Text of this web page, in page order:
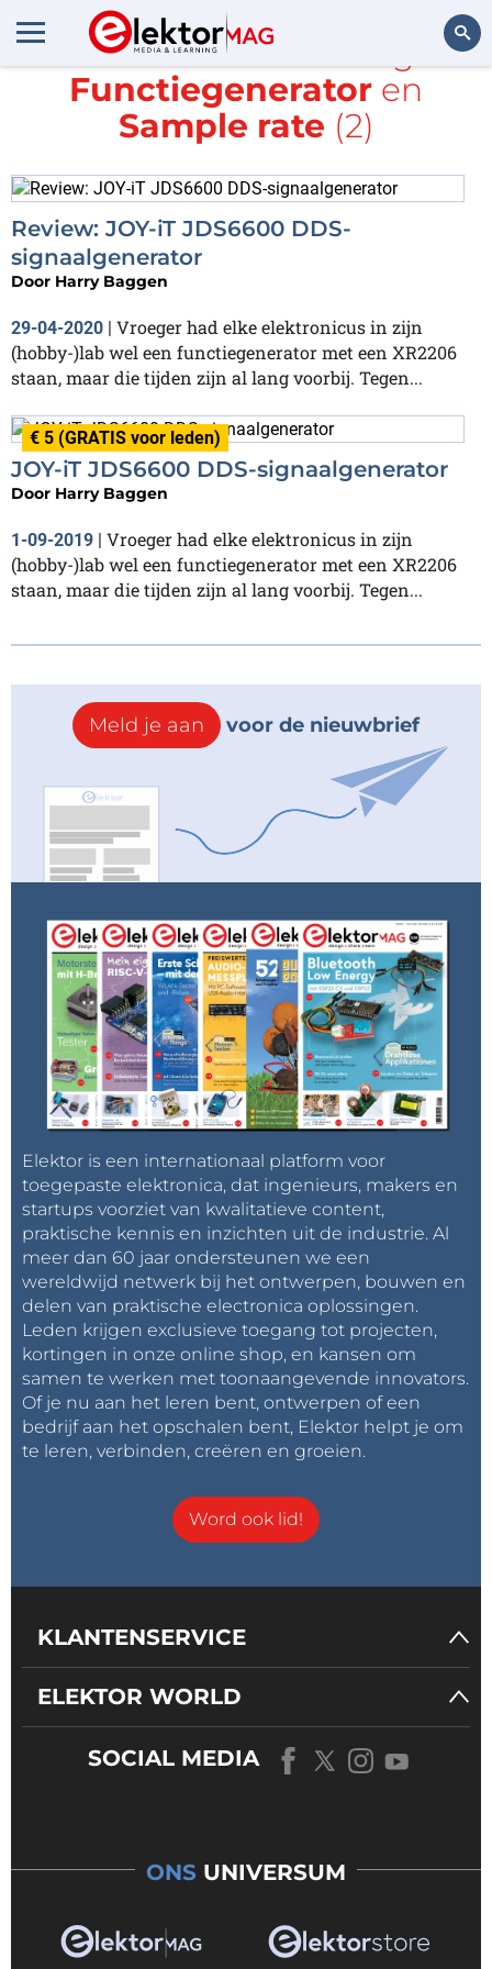
Alle items met de tags
Functiegenerator en
Sample rate (2)
Review: JOY-iT JDS6600 DDS-
signaalgenerator
Door Harry Baggen
29-04-2020 | Vroeger had elke elektronicus in zijn
(hobby-)lab wel een functiegenerator met een XR2206
staan, maar die tijden zijn al lang voorbij. Tegen...
€ 5 (GRATIS voor leden)
JOY-iT JDS6600 DDS-signaalgenerator
Door Harry Baggen
1-09-2019 | Vroeger had elke elektronicus in zijn
(hobby-)lab wel een functiegenerator met een XR2206
staan, maar die tijden zijn al lang voorbij. Tegen...
Meld je aan voor de nieuwbrief
Elektor is een internationaal platform voor
toegepaste elektronica, dat ingenieurs, makers en
startups voorziet van kwalitatieve content,
praktische kennis en inzichten uit de industrie. Al
meer dan 60 jaar ondersteunen we een
wereldwijd netwerk bij het ontwerpen, bouwen en
delen van praktische electronica oplossingen.
Leden krijgen exclusieve toegang tot projecten,
kortingen in onze online shop, en kansen om
samen te werken met toonaangevende innovators.
Of je nu aan het leren bent, ontwerpen of een
bedrijf aan het opschalen bent, Elektor helpt je om
te leren, verbinden, creëren en groeien.
Word ook lid!
KLANTENSERVICE
ELEKTOR WORLD
SOCIAL MEDIA
ONS UNIVERSUM